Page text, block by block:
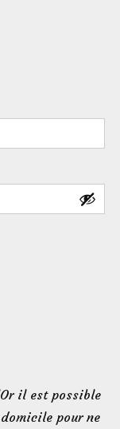
il est possible
pour ne